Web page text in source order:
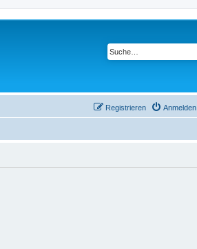
Anmelden
Registrieren